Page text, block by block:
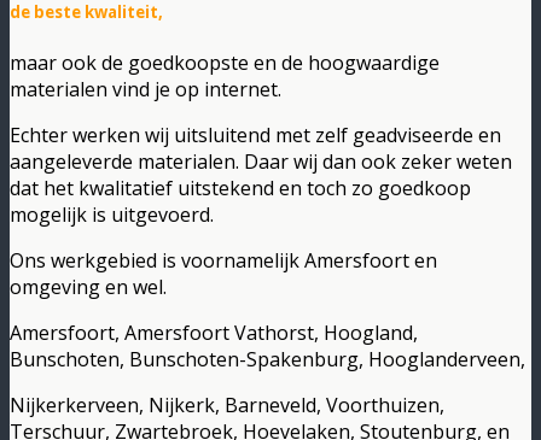
de beste kwaliteit,
maar ook de goedkoopste en de hoogwaardige
materialen vind je op internet.
Echter werken wij uitsluitend met zelf geadviseerde en
aangeleverde materialen. Daar wij dan ook zeker weten
dat het kwalitatief uitstekend en toch zo goedkoop
mogelijk is uitgevoerd.
Ons werkgebied is voornamelijk Amersfoort en
omgeving en wel.
Amersfoort, Amersfoort Vathorst, Hoogland,
Bunschoten, Bunschoten-Spakenburg, Hooglanderveen,
Nijkerkerveen, Nijkerk, Barneveld, Voorthuizen,
Terschuur, Zwartebroek, Hoevelaken, Stoutenburg, en